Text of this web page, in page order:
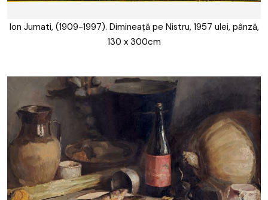
Ion Jumati, (1909-1997). Dimineață pe Nistru, 1957 ulei, pânză,
130 x 300cm